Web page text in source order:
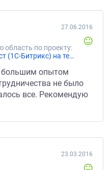
область по проекту:
«Розыскивается программист (1С-Битрикс) на техническое обслуживание сайта»
27.06.2016
большим опытом
не было
все. Рекомендую
23.03.2016